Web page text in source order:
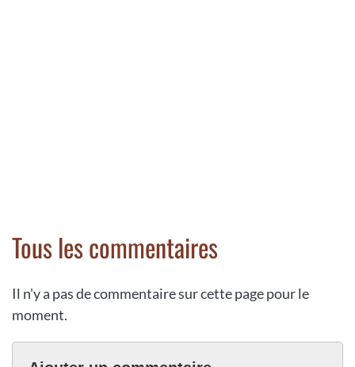
Tous les commentaires
Il n'y a pas de commentaire sur cette page pour le
moment.